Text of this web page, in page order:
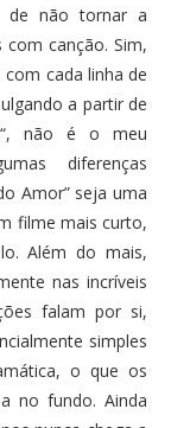
de não tornar a
com canção. Sim,
cada linha de
a partir de
“, não é o meu
diferenças
Amor” seja uma
filme mais curto,
Além do mais,
nas incríveis
falam por si,
simples
o que os
no fundo. Ainda